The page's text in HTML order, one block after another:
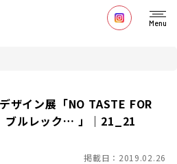
Menu
ザイン展「NO TASTE FOR
ブルレック… 」｜21_21
掲載日：2019.02.26